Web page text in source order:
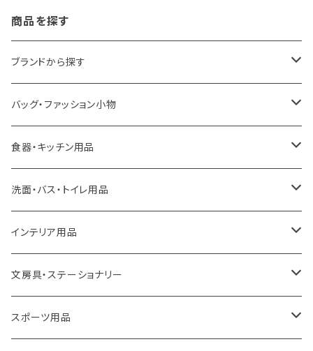
商品を探す
ブランドから探す
LOQI
ideaco
a.depeche
ROOTOTE
100percent
藤田金属
バッグ・ファッション小物
エコバッグ
アクセサリー
トートバッグ
保冷バッグ
リュックサック
食器・キッチン用品
キッチンラック
キッチンペーパーホルダー
食器・テーブルウェア
ゴミ箱
洗面・バス・トイレ用品
洗面用品
掃除・洗濯用品
トイレ用品
インテリア用品
アイロン台
アクセサリー収納
文房具・ステーショナリー
筆記具・ペン
スポーツ用品